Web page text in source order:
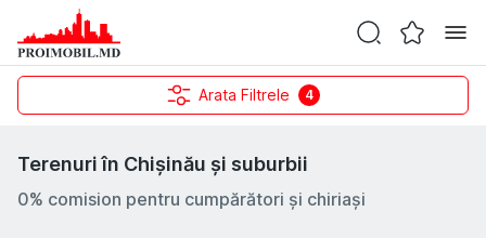
Arata Filtrele 4
Terenuri în Chișinău și suburbii
0% comision pentru cumpărători și chiriași